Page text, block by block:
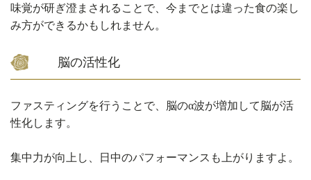
味覚が研ぎ澄まされることで、今までとは違った食の楽し
み方ができるかもしれません。
脳の活性化
ファスティングを行うことで、脳のα波が増加して脳が活
性化します。
集中力が向上し、日中のパフォーマンスも上がりますよ。